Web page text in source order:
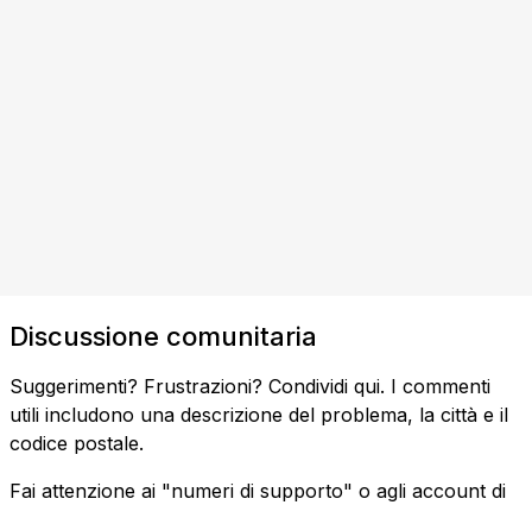
Discussione comunitaria
Suggerimenti? Frustrazioni? Condividi qui. I commenti
utili includono una descrizione del problema, la città e il
codice postale.
Fai attenzione ai "numeri di supporto" o agli account di